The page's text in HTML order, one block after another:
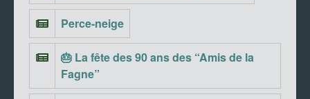
Perce-neige
🎂 La fête des 90 ans des “Amis de la
Fagne”